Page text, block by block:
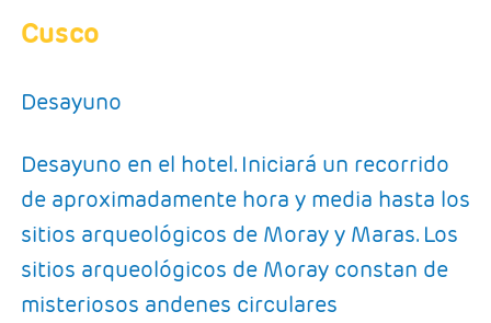
Cusco
Desayuno
Desayuno en el hotel. Iniciará un recorrido
de aproximadamente hora y media hasta los
sitios arqueológicos de Moray y Maras. Los
sitios arqueológicos de Moray constan de
misteriosos andenes circulares